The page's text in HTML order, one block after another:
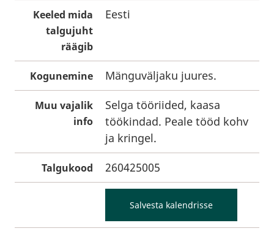
Keeled mida
talgujuht
räägib
Eesti
Kogunemine Mänguväljaku juures.
Muu vajalik
info
Selga tööriided, kaasa
töökindad. Peale tööd kohv
ja kringel.
Talgukood 260425005
Salvesta kalendrisse